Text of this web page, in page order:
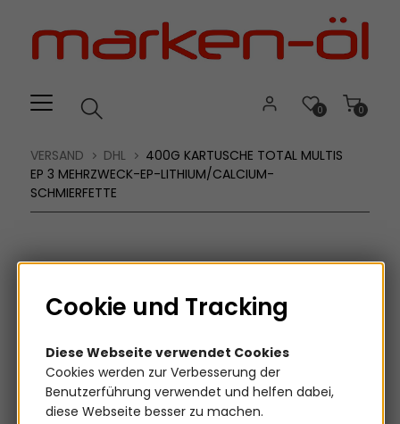
Verwenden
Barrierefreiheitsmenü
springen.
0
0
VERSAND DHL
400G KARTUSCHE TOTAL MULTIS
EP 3 MEHRZWECK-EP-LITHIUM/CALCIUM-
SCHMIERFETTE
Cookie und Tracking
Diese Webseite verwendet Cookies
Cookies werden zur Verbesserung der
Benutzerführung verwendet und helfen dabei,
diese Webseite besser zu machen.